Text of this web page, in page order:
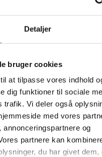
Detaljer
bruger cookies
at tilpasse vores indhold
dig funktioner til sociale
trafik. Vi deler også
med vores
annonceringspartnere og
partnere kan
du har givet dem,
der
Uhr
Skjern